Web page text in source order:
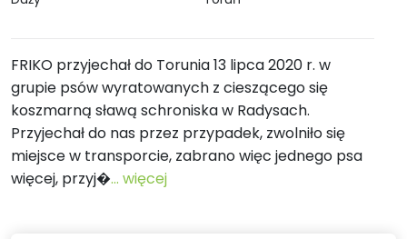
FRIKO przyjechał do Torunia 13 lipca 2020 r. w
grupie psów wyratowanych z cieszącego się
koszmarną sławą schroniska w Radysach.
Przyjechał do nas przez przypadek, zwolniło się
miejsce w transporcie, zabrano więc jednego psa
więcej, przyj�... więcej